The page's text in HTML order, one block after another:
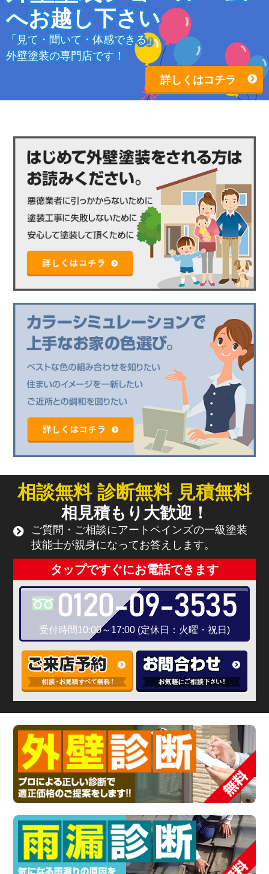
へお越し下さい
「見て・聞いて・体感できる」
外壁塗装の専門店です！
詳しくはコチラ
相談無料 診断無料 見積無料
相見積もり大歓迎！
ご質問・ご相談にアートペインズの一級塗装
技能士が親身になってお答えします。
タップですぐにお電話できます
0120-09-3535
受付時間10:00～17:00 (定休日：火曜・祝日)